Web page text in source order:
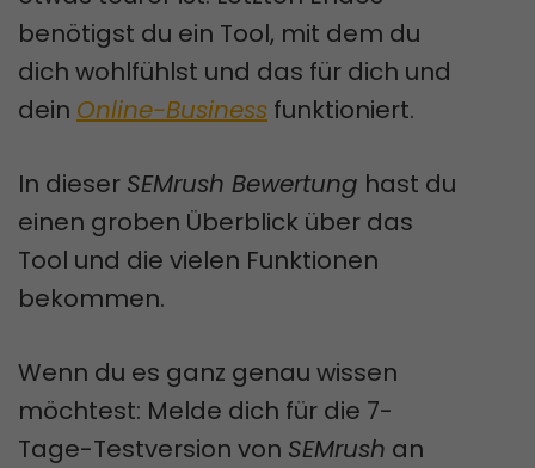
benötigst du ein Tool, mit dem du
dich wohlfühlst und das für dich und
dein Online-Business funktioniert.
In dieser SEMrush Bewertung hast du
einen groben Überblick über das
Tool und die vielen Funktionen
bekommen.
Wenn du es ganz genau wissen
möchtest: Melde dich für die 7-
Tage-Testversion von SEMrush an